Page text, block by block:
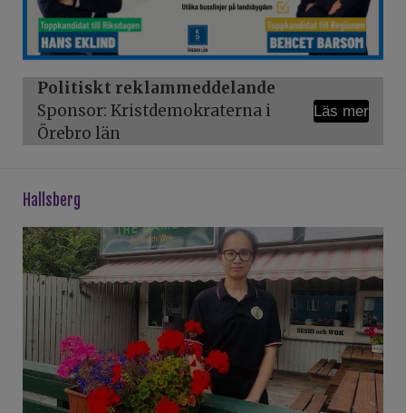
Politiskt reklammeddelande
Sponsor: Kristdemokraterna i
Örebro län
Läs mer
hallsberg